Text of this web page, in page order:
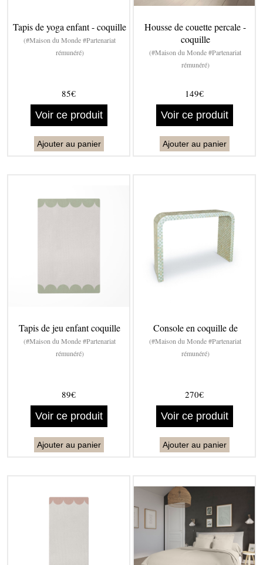
Tapis de yoga enfant - coquille
(#Maison du Monde #Partenariat
rémunéré)
85€
Voir ce produit
Ajouter au panier
Housse de couette percale -
coquille
(#Maison du Monde #Partenariat
rémunéré)
149€
Voir ce produit
Ajouter au panier
Tapis de jeu enfant coquille
(#Maison du Monde #Partenariat
rémunéré)
89€
Voir ce produit
Ajouter au panier
Console en coquille de
(#Maison du Monde #Partenariat
rémunéré)
270€
Voir ce produit
Ajouter au panier